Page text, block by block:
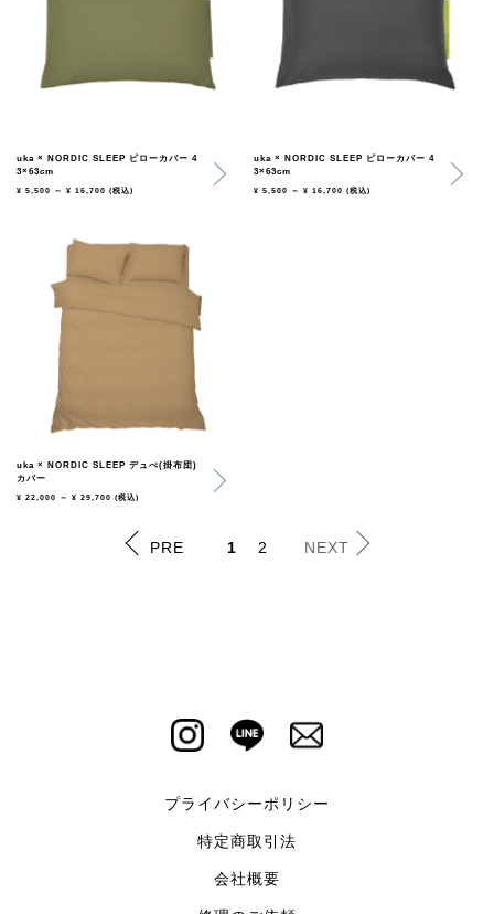
uka × NORDIC SLEEP ピローカバー 4
3×63cm
¥ 5,500 ～ ¥ 16,700 (税込)
uka × NORDIC SLEEP ピローカバー 4
3×63cm
¥ 5,500 ～ ¥ 16,700(税込)
uka × NORDIC SLEEP デュべ(掛布団)
カバー
¥ 22,000 ～ ¥ 29,700 (税込)
PRE 1 2 NEXT
プライバシーポリシー
特定商取引法
会社概要